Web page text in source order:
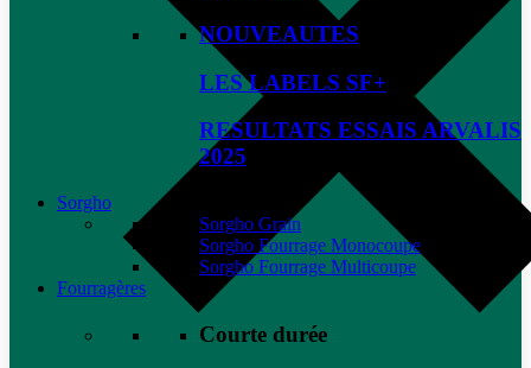
NOUVEAUTES
LES LABELS SF+
RESULTATS ESSAIS ARVALIS
2025
Sorgho
Sorgho Grain
Sorgho Fourrage Monocoupe
Sorgho Fourrage Multicoupe
Fourragères
Courte durée